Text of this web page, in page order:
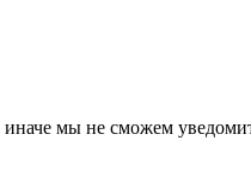
мы не сможем